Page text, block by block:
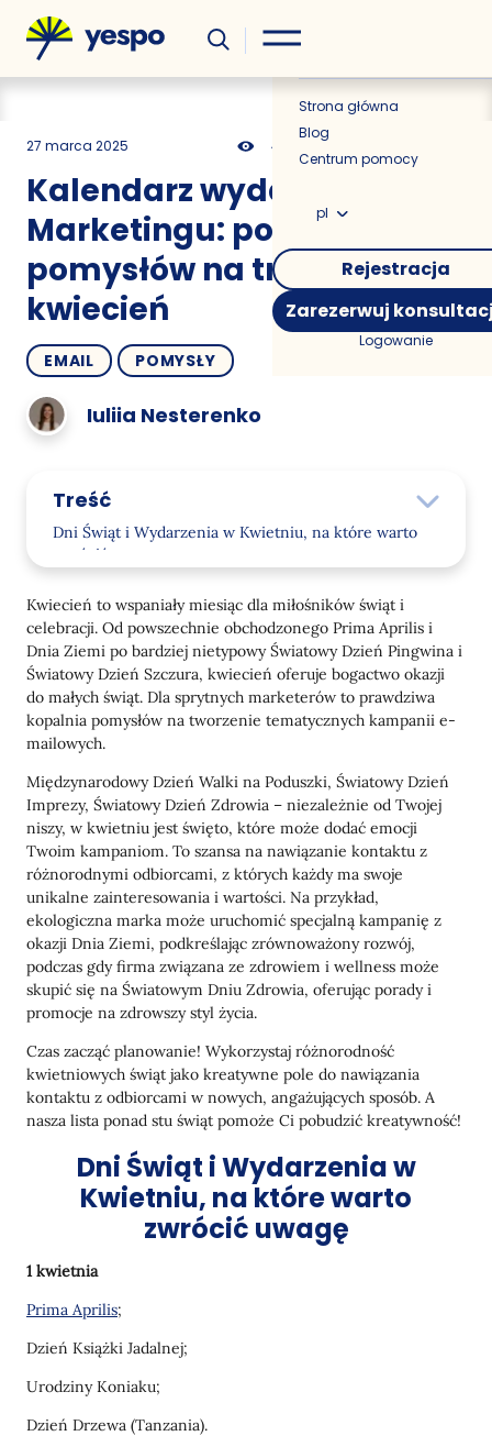
Aktualności
Strona główna
Blog
Centrum pomocy
pl
Rejestracja
Zarezerwuj
Logowanie
27 marca 2025 422
EMAIL POMYSŁY
Kalendarz wydarzeń Email
Marketingu: ponad 100
pomysłów na treści na
kwiecień
Iuliia Nesterenko
Treść
Dni Świąt i Wydarzenia w Kwietniu, na które warto
zwrócić uwagę
Tematy wiadomości e-mail na kwiecień
8 Kreatywnych Pomysłów na Email Marketing w
Kwietniu
Kwiecień to wspaniały miesiąc dla miłośników świąt i
celebracji. Od powszechnie obchodzonego Prima Aprilis i
Dnia Ziemi po bardziej nietypowy Światowy Dzień Pingwina i
Światowy Dzień Szczura, kwiecień oferuje bogactwo okazji
do małych świąt. Dla sprytnych marketerów to prawdziwa
kopalnia pomysłów na tworzenie tematycznych kampanii e-
mailowych.
Międzynarodowy Dzień Walki na Poduszki, Światowy Dzień
Imprezy, Światowy Dzień Zdrowia – niezależnie od Twojej
niszy, w kwietniu jest święto, które może dodać emocji
Twoim kampaniom. To szansa na nawiązanie kontaktu z
różnorodnymi odbiorcami, z których każdy ma swoje
unikalne zainteresowania i wartości. Na przykład,
ekologiczna marka może uruchomić specjalną kampanię z
okazji Dnia Ziemi, podkreślając zrównoważony rozwój,
podczas gdy firma związana ze zdrowiem i wellness może
skupić się na Światowym Dniu Zdrowia, oferując porady i
promocje na zdrowszy styl życia.
Czas zacząć planowanie! Wykorzystaj różnorodność
kwietniowych świąt jako kreatywne pole do nawiązania
kontaktu z odbiorcami w nowych, angażujących sposób. A
nasza lista ponad stu świąt pomoże Ci pobudzić kreatywność!
Dni Świąt i Wydarzenia w
Kwietniu, na które warto
zwrócić uwagę
1 kwietnia
Prima Aprilis;
Dzień Książki Jadalnej;
Urodziny Koniaku;
Dzień Drzewa (Tanzania).